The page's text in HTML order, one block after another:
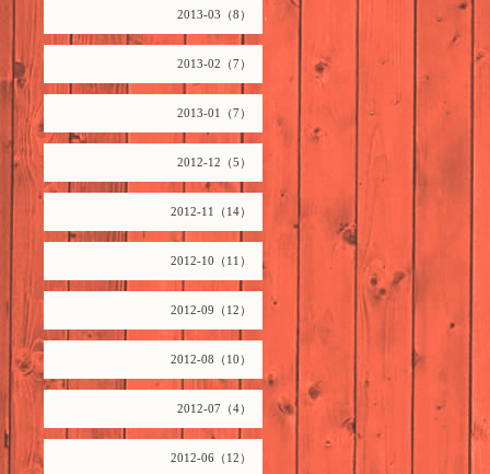
2013-03（8）
2013-02（7）
2013-01（7）
2012-12（5）
2012-11（14）
2012-10（11）
2012-09（12）
2012-08（10）
2012-07（4）
2012-06（12）